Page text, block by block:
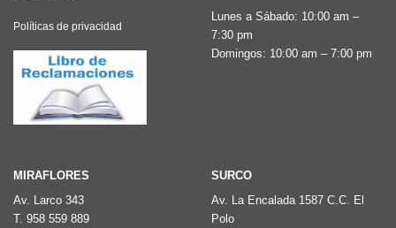
la
Políticas de privacidad
Lunes a Sábado: 10:00 am –
7:30 pm
Domingos: 10:00 am – 7:00 pm
MIRAFLORES
Av. Larco 343
T. 958 559 889
SURCO
Av. La Encalada 1587 C.C. El
Polo